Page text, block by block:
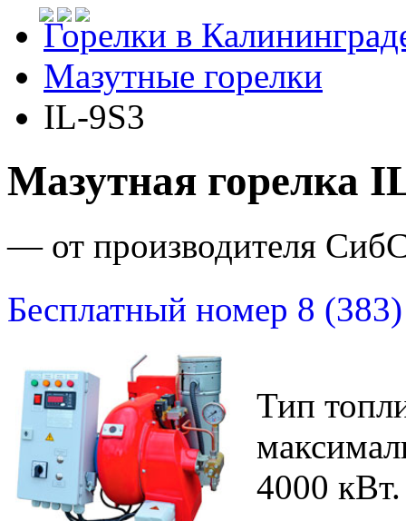
Горелки в
Мазутные горелки
IL-9S3
Мазутная горелка
— от производителя
Бесплатный номер 8
Тип
4000